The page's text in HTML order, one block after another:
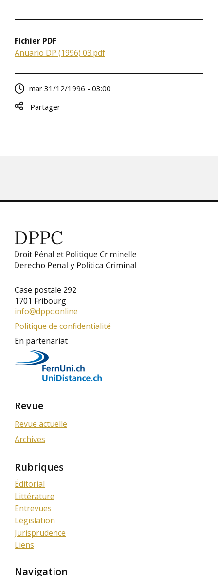
Fichier PDF
Anuario DP (1996) 03.pdf
mar 31/12/1996 - 03:00
Partager
Case postale 292
1701 Fribourg
info@dppc.online
Politique de confidentialité
En partenariat
Revue
Revue actuelle
Archives
Rubriques
Éditorial
Littérature
Entrevues
Législation
Jurisprudence
Liens
Navigation